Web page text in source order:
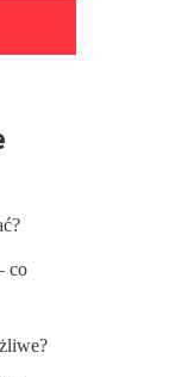
co